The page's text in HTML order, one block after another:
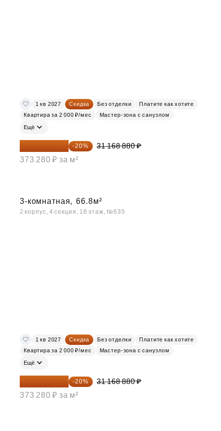
1 кв 2027 Скидка Без отделки
Платите как хотите
Квартира за 2 000 ₽/мес
Мастер-зона с санузлом
Ещё
24 935 104 ₽ -20%
31 168 880 ₽
373 280 ₽ за м²
3-комнатная, 66.8м²
2 корпус, 4 секция, 18 этаж, №635
1 кв 2027 Скидка Без отделки
Платите как хотите
Квартира за 2 000 ₽/мес
Мастер-зона с санузлом
Ещё
24 935 104 ₽ -20%
31 168 880 ₽
373 280 ₽ за м²